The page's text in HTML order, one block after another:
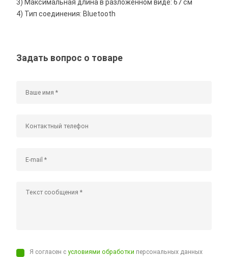
3) Максимальная длина в разложенном виде: 67 см
4) Тип соединения: Bluetooth
Задать вопрос о товаре
Я согласен сусловиями обработки персональных данных